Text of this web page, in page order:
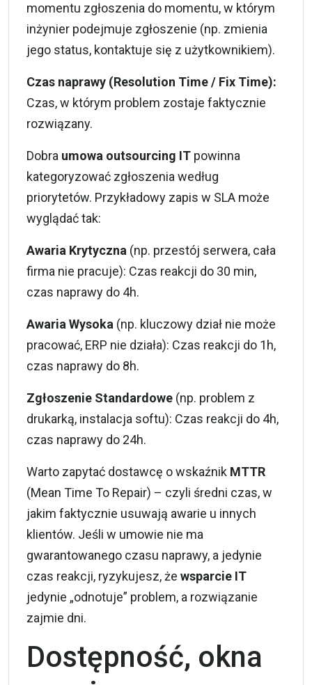
momentu zgłoszenia do momentu, w którym
inżynier podejmuje zgłoszenie (np. zmienia
jego status, kontaktuje się z użytkownikiem).
Czas naprawy (Resolution Time / Fix Time):
Czas, w którym problem zostaje faktycznie
rozwiązany.
Dobra umowa outsourcing IT powinna
kategoryzować zgłoszenia według
priorytetów. Przykładowy zapis w SLA może
wyglądać tak:
Awaria Krytyczna (np. przestój serwera, cała
firma nie pracuje): Czas reakcji do 30 min,
czas naprawy do 4h.
Awaria Wysoka (np. kluczowy dział nie może
pracować, ERP nie działa): Czas reakcji do 1h,
czas naprawy do 8h.
Zgłoszenie Standardowe (np. problem z
drukarką, instalacja softu): Czas reakcji do 4h,
czas naprawy do 24h.
Warto zapytać dostawcę o wskaźnik MTTR
(Mean Time To Repair) – czyli średni czas, w
jakim faktycznie usuwają awarie u innych
klientów. Jeśli w umowie nie ma
gwarantowanego czasu naprawy, a jedynie
czas reakcji, ryzykujesz, że wsparcie IT
jedynie „odnotuje” problem, a rozwiązanie
zajmie dni.
Dostępność, okna